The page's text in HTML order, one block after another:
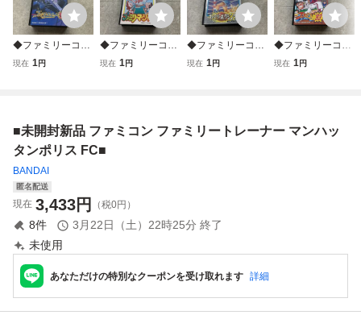
◆ファミリーコン
ピューター/ファミ
現在 1円
◆ファミリーコン
ピューター/ファミ
現在 1円
◆ファミリーコン
ピューター/ファミ
現在 1円
◆ファミリーコン
ピューター/ファミ
現在 1円
■未開封新品 ファミコン ファミリートレーナー マンハッ
タンポリス FC■
BANDAI
匿名配送
現在 3,433円 （税0円）
8件 3月22日（土）22時25分 終了
未使用
あなただけの特別なクーポンを受け取れます 詳細